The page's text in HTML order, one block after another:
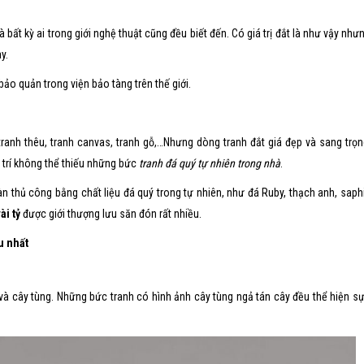
kỳ ai trong giới nghệ thuật cũng đều biết đến. Có giá trị đắt là như vậy
quản trong viện bảo tàng trên thế giới.
thêu, tranh canvas, tranh gỗ,…Nhưng dòng tranh đắt giá đẹp và sang
không thể thiếu những bức tranh đá quý tự nhiên trong nhà.
công bằng chất liệu đá quý trong tự nhiên, như đá Ruby, thạch anh,
tỷđược giới thượng lưu săn đón rất nhiều.
nhất
cây tùng. Những bức tranh có hình ảnh cây tùng ngả tán cây đều thể hiện